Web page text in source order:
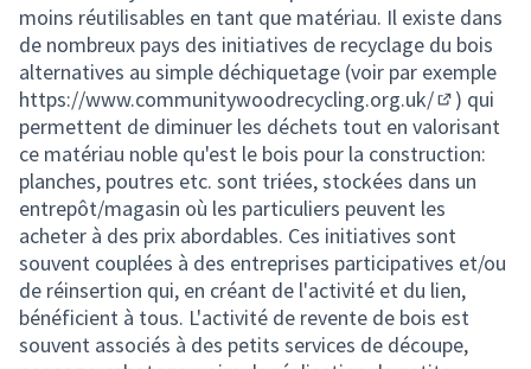
moins réutilisables en tant que matériau. Il existe dans
de nombreux pays des initiatives de recyclage du bois
alternatives au simple déchiquetage (voir par exemple
https://www.communitywoodrecycling.org.uk/
(Lien
) qui
permettent de diminuer les déchets tout en valorisant
ce matériau noble qu'est le bois pour la construction:
planches, poutres etc. sont triées, stockées dans un
entrepôt/magasin où les particuliers peuvent les
acheter à des prix abordables. Ces initiatives sont
souvent couplées à des entreprises participatives et/ou
de réinsertion qui, en créant de l'activité et du lien,
bénéficient à tous. L'activité de revente de bois est
souvent associés à des petits services de découpe,